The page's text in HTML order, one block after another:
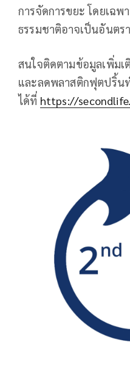
การจัดการขยะ โดยเฉ
ธรรมชาติอาจเป็นอันต
สนใจติดตามข้อมูลเพิ่มเ
และลดพลาสติกฟุตปริ้น
ได้ที่ https://